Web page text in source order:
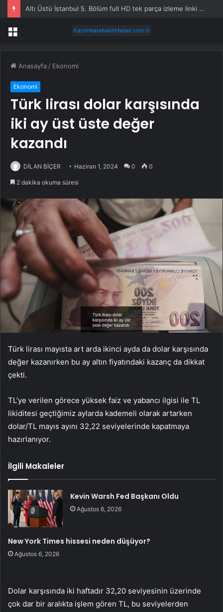
Altı Üstü İstanbul 5. Bölüm full HD tek parça izleme linki var mı, ATV Altı Üstü İstanbul 5. bölüm nereden izlenir?
Menü
Anasayfa / Ekonomi
Ekonomi
Türk lirası dolar karşısında
iki ay üst üste değer
kazandı
DİLAN BİÇER Haziran 1, 2024 0 0
2 dakika okuma süresi
Türk lirası mayısta art arda ikinci ayda da dolar karşısında
değer kazanırken bu ay altın fiyatındaki kazanç da dikkat
çekti.
TL’ye verilen görece yüksek faiz ve yabancı ilgisi ile TL
likiditesi geçtiğimiz aylarda kademeli olarak artarken
dolar/TL mayıs ayını 32,22 seviyelerinde kapatmaya
hazırlanıyor.
İlgili Makaleler
Kevin Warsh Fed Başkanı Oldu
Ağustos 6, 2026
New York Times hissesi neden düşüyor?
Ağustos 6, 2026
Dolar karşısında iki haftadır 32,20 seviyesinin üzerinde
çok dar bir aralıkta işlem gören TL, bu seviyelerden